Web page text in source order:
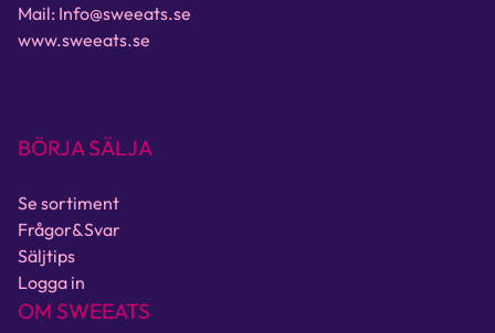
Mail: Info@sweeats.se
www.sweeats.se
BÖRJA SÄLJA
Se sortiment
Frågor&Svar
Säljtips
Logga in
OM SWEEATS